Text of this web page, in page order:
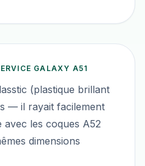
GALAXY A51
(plastique brillant
— il rayait facilement
avec les coques A52
dimensions